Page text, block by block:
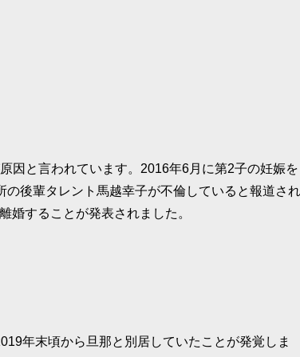
因と言われています。2016年6月に第2子の妊娠を
後輩タレント馬越幸子が不倫していると報道され
婚することが発表されました。
年末頃から旦那と別居していたことが発覚しま